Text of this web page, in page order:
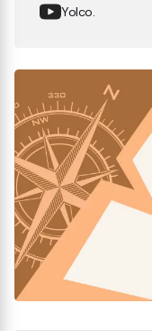
Yolco.